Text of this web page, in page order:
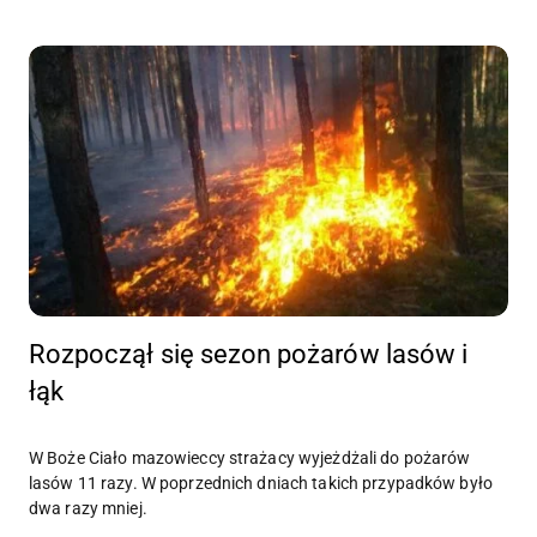
Rozpoczął się sezon pożarów lasów i
łąk
W Boże Ciało mazowieccy strażacy wyjeżdżali do pożarów
lasów 11 razy. W poprzednich dniach takich przypadków było
dwa razy mniej.